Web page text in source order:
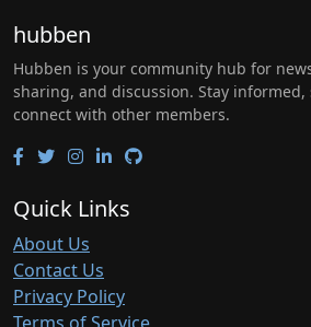
hubben
Hubben is your community hub for
sharing, and discussion. Stay informed,
connect with other members.
Quick Links
About Us
Contact Us
Privacy Policy